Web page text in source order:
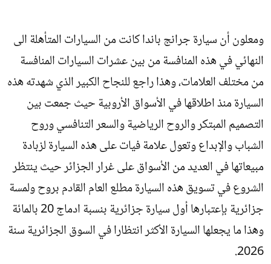
ومعلون أن سيارة جرانج باندا كانت من السيارات المتأهلة الى
النهائي في هذه المنافسة من بين عشرات السيارات المنافسة
من مختلف العلامات، وهذا راجع للنجاح الكبير الذي شهدته هذه
السيارة منذ اطلاقها في الأسواق الأروبية حيث جمعت بين
التصميم المبتكر والروح الرياضية والسعر التنافسي وروح
الشباب والإبداع وتعول علامة فيات على هذه السيارة لزبادة
مبيعاتها في العديد من الأسواق على غرار الجزائر حيث ينتظر
الشروع في تسويق هذه السيارة مطلع العام القادم بروح ولمسة
جزائرية بإعتبارها أول سيارة جزائرية بنسبة ادماج 20 بالمائة
وهذا ما يجعلها السيارة الأكثر انتظارا في السوق الجزائرية سنة
2026.